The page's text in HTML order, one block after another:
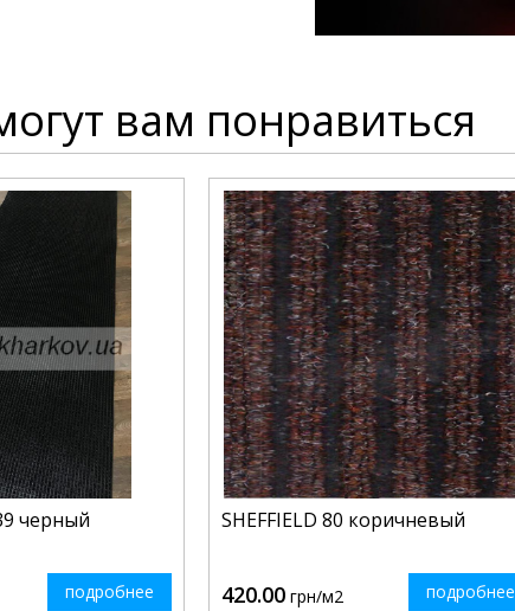
вам понравиться
черный
подробнее
SHEFFIELD 80 коричневый
420.00 грн/м2 подробнее